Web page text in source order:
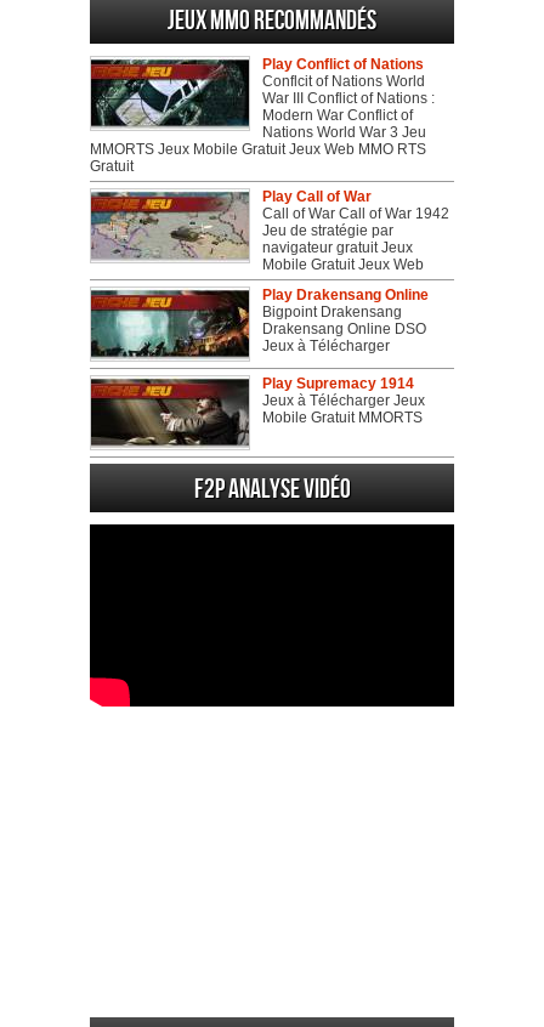
Jeux MMO recommandés
Play Conflict of Nations
Conflcit of Nations World
War III Conflict of Nations :
Modern War Conflict of
Nations World War 3 Jeu
MMORTS Jeux Mobile Gratuit Jeux Web MMO RTS
Gratuit
Play Call of War
Call of War Call of War 1942
Jeu de stratégie par
navigateur gratuit Jeux
Mobile Gratuit Jeux Web
Play Drakensang Online
Bigpoint Drakensang
Drakensang Online DSO
Jeux à Télécharger
Play Supremacy 1914
Jeux à Télécharger Jeux
Mobile Gratuit MMORTS
F2P Analyse vidéo